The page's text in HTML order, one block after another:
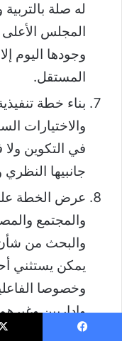
له صلة
المجلس الأعلى
وجودها اليوم
المستقل.
بناء خطة
والاختيارات
في التكوين
جانبيها
عرض الخطة على
والمجتمع
والبحث من شأن
يمكن يستثني
وخصوصا
وإداريين
الفاعلين